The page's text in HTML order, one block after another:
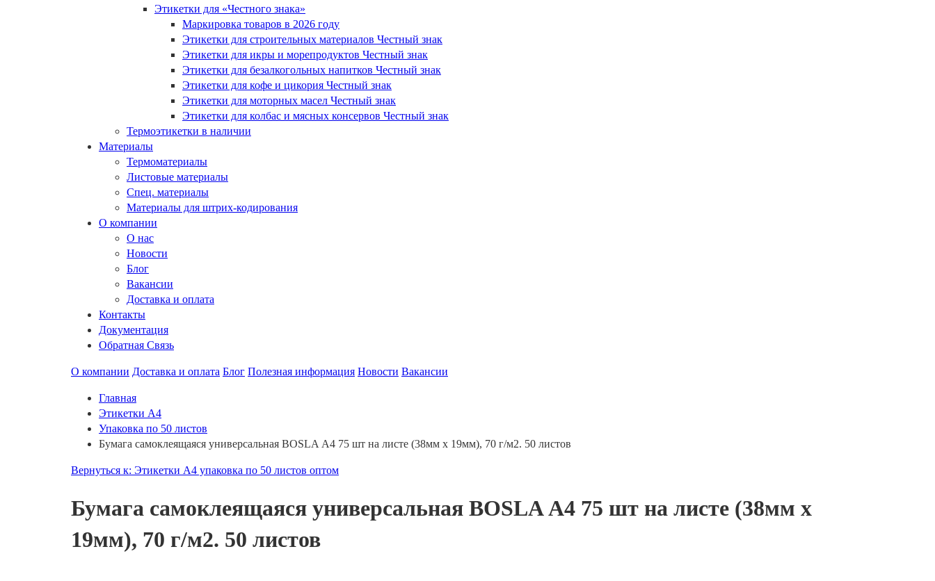
Этикетки для «Честного знака»
Маркировка товаров в 2026 году
Этикетки для строительных материалов Честный знак
Этикетки для икры и морепродуктов Честный знак
Этикетки для безалкогольных напитков Честный знак
Этикетки для кофе и цикория Честный знак
Этикетки для моторных масел Честный знак
Этикетки для колбас и мясных консервов Честный знак
Термоэтикетки в наличии
Материалы
Термоматериалы
Листовые материалы
Спец. материалы
Материалы для штрих-кодирования
О компании
О нас
Новости
Блог
Вакансии
Доставка и оплата
Контакты
Документация
Обратная Связь
О компании Доставка и оплата Блог Полезная информация Новости Вакансии
Главная
Этикетки А4
Упаковка по 50 листов
Бумага самоклеящаяся универсальная BOSLA А4 75 шт на листе (38мм х 19мм), 70 г/м2. 50 листов
Вернуться к: Этикетки А4 упаковка по 50 листов оптом
Бумага самоклеящаяся универсальная BOSLA А4 75 шт на листе (38мм х
19мм), 70 г/м2. 50 листов